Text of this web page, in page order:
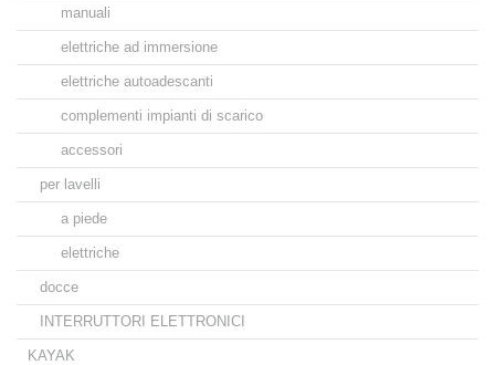
manuali
elettriche ad immersione
elettriche autoadescanti
complementi impianti di scarico
accessori
per lavelli
a piede
elettriche
docce
INTERRUTTORI ELETTRONICI
KAYAK